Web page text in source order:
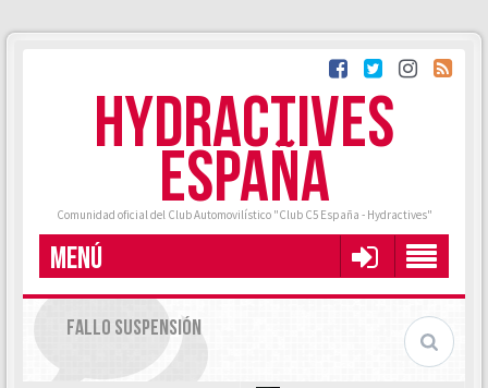
HYDRACTIVES
ESPAÑA
Comunidad oficial del Club Automovilístico "Club C5 España - Hydractives"
MENÚ
FALLO SUSPENSIÓN